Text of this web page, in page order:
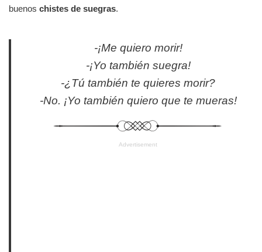
buenos chistes de suegras.
-¡Me quiero morir!
-¡Yo también suegra!
-¿Tú también te quieres morir?
-No. ¡Yo también quiero que te mueras!
Advertisement